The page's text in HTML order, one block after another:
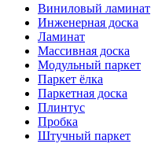
Виниловый ламинат
Инженерная доска
Ламинат
Массивная доска
Модульный паркет
Паркет ёлка
Паркетная доска
Плинтус
Пробка
Штучный паркет